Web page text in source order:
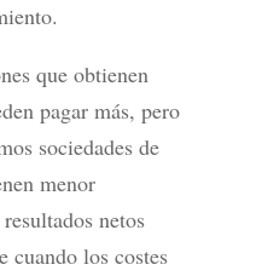
que obtienen
pagar más, pero
sociedades de
menor
netos
cuando los costes